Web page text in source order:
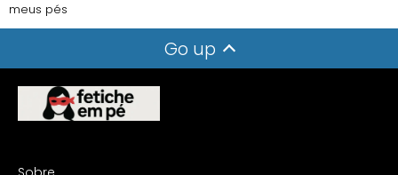
meus pés
Go up